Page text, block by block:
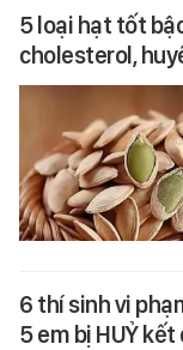
5 loại hạt tốt
cholesterol,
6 thí sinh vi
5 em bị HUỶ